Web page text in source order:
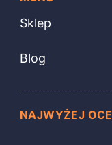
Sklep
Blog
NAJWYŻEJ